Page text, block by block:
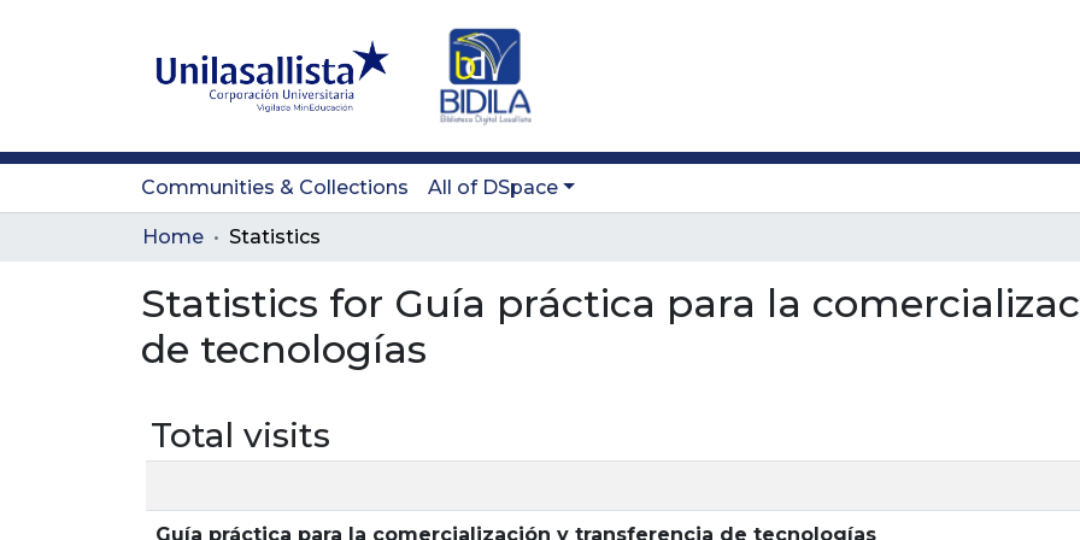
Communities & Collections All of DSpace
Home Statistics
Statistics for Guía práctica para la
de tecnologías
Total visits
Guía práctica para la comercialización y transferencia de tecnologías